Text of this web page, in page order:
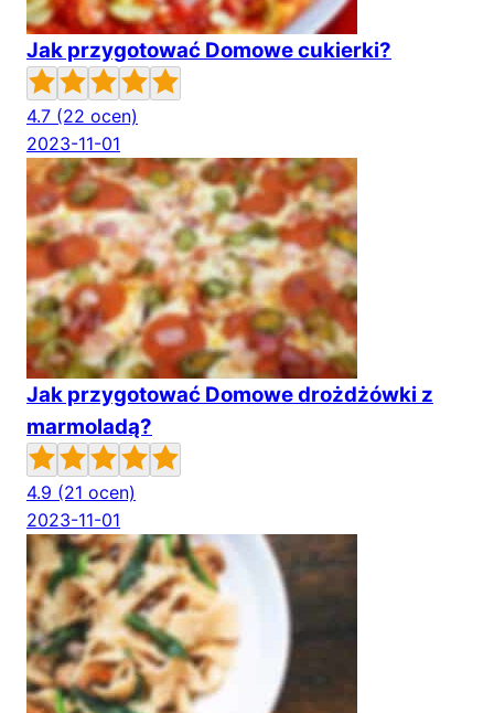
Jak przygotować Domowe cukierki?
4.7 (22 ocen)
2023-11-01
Jak przygotować Domowe drożdżówki z
marmoladą?
4.9 (21 ocen)
2023-11-01